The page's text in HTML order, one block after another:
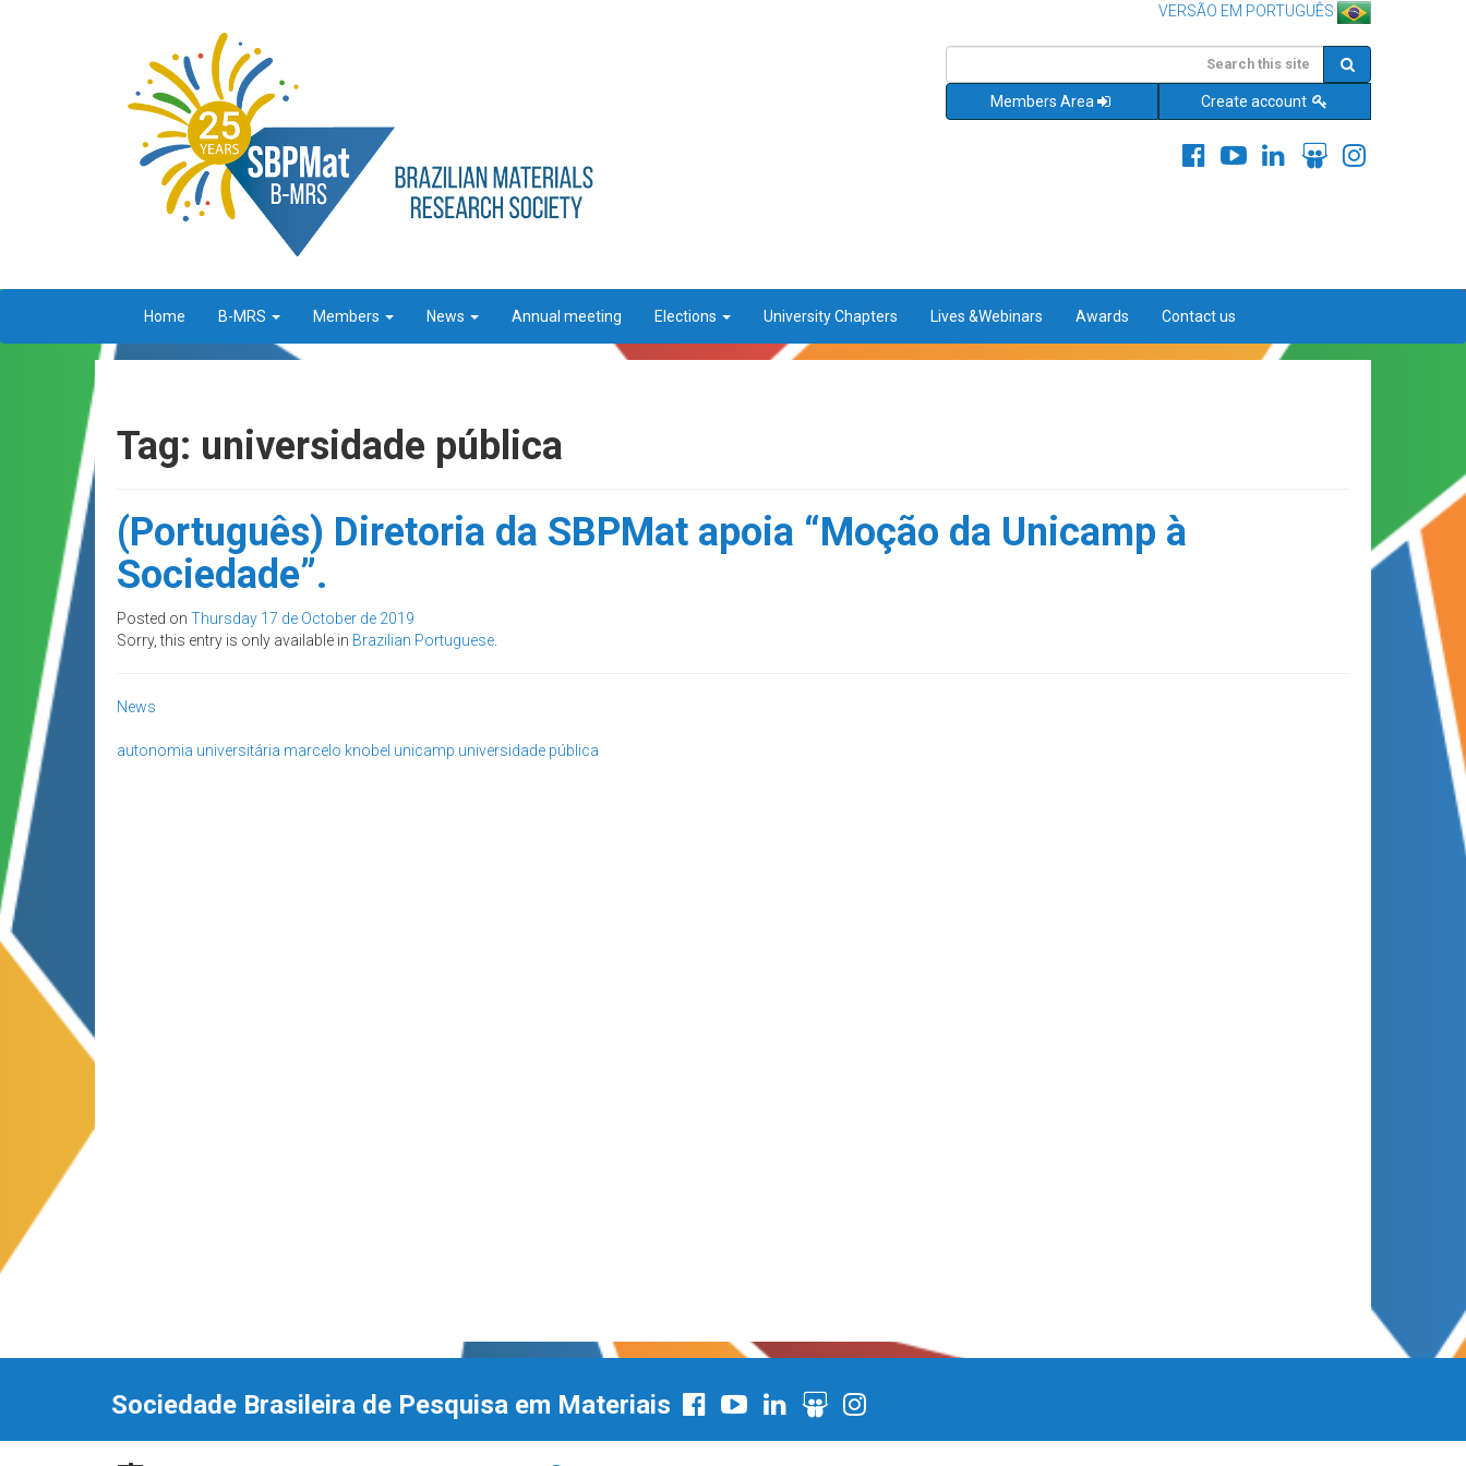
VERSÃO EM PORTUGUÊS
Members Area Create account
Home B-MRS Members News Annual meeting Elections University Chapters Lives &Webinars Awards Contact us
Tag: universidade pública
(Português) Diretoria da SBPMat apoia “Moção da Unicamp à
Sociedade”.
Posted on Thursday 17 de October de 2019
Sorry, this entry is only available in Brazilian Portuguese
News
autonomia universitária marcelo knobel unicamp universidade pública
Sociedade Brasileira de Pesquisa em Materiais